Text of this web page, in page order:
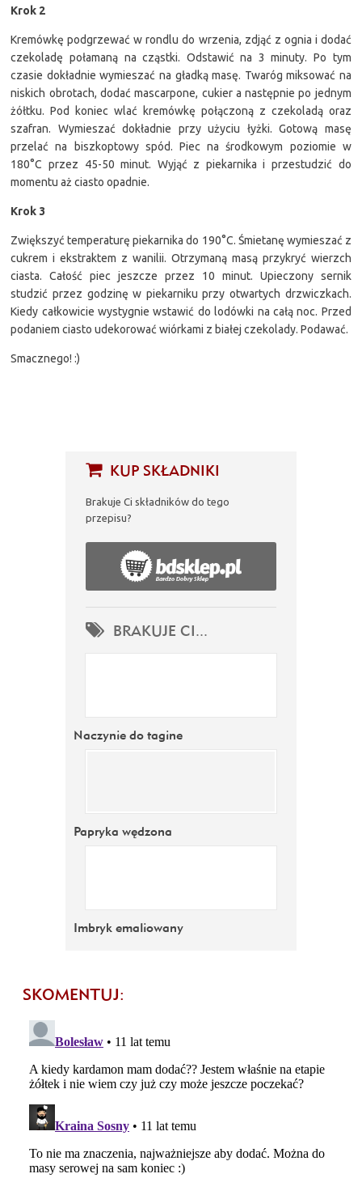
KUP SKŁADNIKI
Brakuje Ci składników do tego
przepisu?
BRAKUJE CI...
Naczynie do tagine
Papryka wędzona
Imbryk emaliowany
Krok 2
Kremówkę podgrzewać w rondlu do wrzenia, zdjąć z ognia i dodać
czekoladę połamaną na cząstki. Odstawić na 3 minuty. Po tym
czasie dokładnie wymieszać na gładką masę. Twaróg miksować na
niskich obrotach, dodać mascarpone, cukier a następnie po jednym
żółtku. Pod koniec wlać kremówkę połączoną z czekoladą oraz
szafran. Wymieszać dokładnie przy użyciu łyżki. Gotową masę
przelać na biszkoptowy spód. Piec na środkowym poziomie w
180°C przez 45-50 minut. Wyjąć z piekarnika i przestudzić do
momentu aż ciasto opadnie.
Krok 3
Zwiększyć temperaturę piekarnika do 190°C. Śmietanę wymieszać z
cukrem i ekstraktem z wanilii. Otrzymaną masą przykryć wierzch
ciasta. Całość piec jeszcze przez 10 minut. Upieczony sernik
studzić przez godzinę w piekarniku przy otwartych drzwiczkach.
Kiedy całkowicie wystygnie wstawić do lodówki na całą noc. Przed
podaniem ciasto udekorować wiórkami z białej czekolady. Podawać.
Smacznego! :)
SKOMENTUJ: